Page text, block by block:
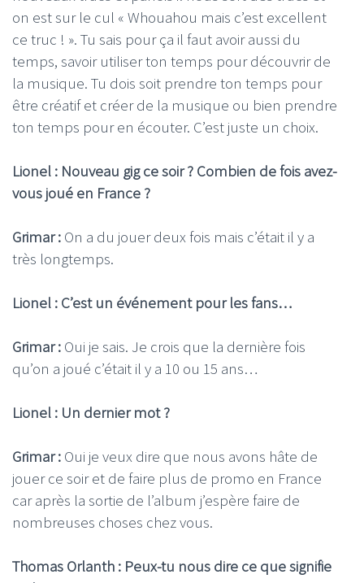
on est sur le cul « Whouahou mais c’est excellent
ce truc ! ». Tu sais pour ça il faut avoir aussi du
temps, savoir utiliser ton temps pour découvrir de
la musique. Tu dois soit prendre ton temps pour
être créatif et créer de la musique ou bien prendre
ton temps pour en écouter. C’est juste un choix.
Lionel : Nouveau gig ce soir ? Combien de fois avez-
vous joué en France ?
Grimar : On a du jouer deux fois mais c’était il y a
très longtemps.
Lionel : C’est un événement pour les fans…
Grimar : Oui je sais. Je crois que la dernière fois
qu’on a joué c’était il y a 10 ou 15 ans…
Lionel : Un dernier mot ?
Grimar : Oui je veux dire que nous avons hâte de
jouer ce soir et de faire plus de promo en France
car après la sortie de l’album j’espère faire de
nombreuses choses chez vous.
Thomas Orlanth : Peux-tu nous dire ce que signifie